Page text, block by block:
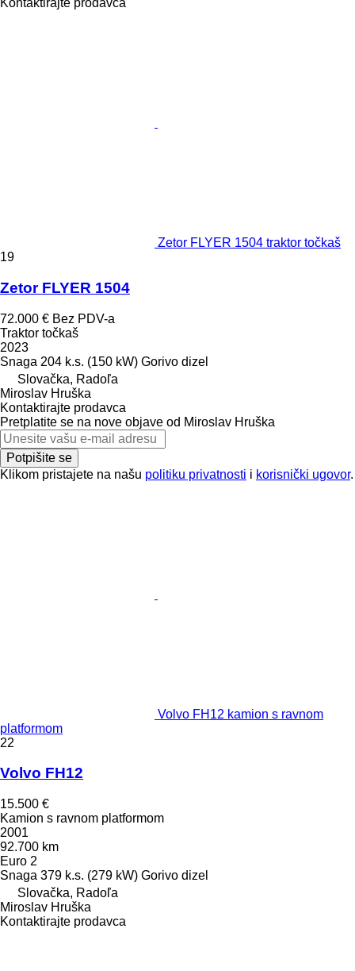
Kontaktirajte prodavca
Zetor FLYER 1504 traktor točkaš
19
Zetor FLYER 1504
72.000 € Bez PDV-a
Traktor točkaš
2023
Snaga 204 k.s. (150 kW) Gorivo dizel
Slovačka, Radoľa
Miroslav Hruška
Kontaktirajte prodavca
Pretplatite se na nove objave od Miroslav Hruška
Potpišite se
Klikom pristajete na našu politiku privatnosti i korisnički ugovor.
Volvo FH12 kamion s ravnom
platformom
22
Volvo FH12
15.500 €
Kamion s ravnom platformom
2001
92.700 km
Euro 2
Snaga 379 k.s. (279 kW) Gorivo dizel
Slovačka, Radoľa
Miroslav Hruška
Kontaktirajte prodavca